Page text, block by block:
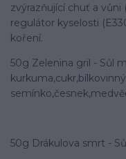
zvýrazňující chuť a vůni
regulátor kyselosti
koření.
50g Zelenina gril - Sůl
50g Drákulova smrt -